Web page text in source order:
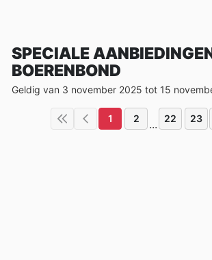
SPECIALE
BOERENBOND
Geldig van 3 november 2025 tot 15
1 2 ... 22 23